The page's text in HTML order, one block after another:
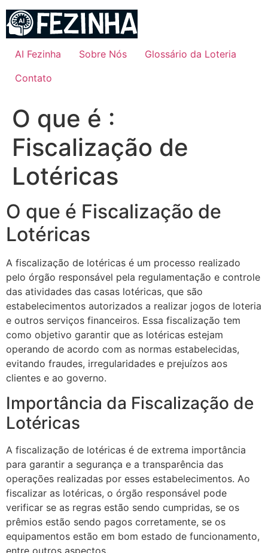
para
conteúdo
AI Fezinha Sobre Nós
Glossário da Loteria
Contato
O que é :
Fiscalização de
Lotéricas
O que é Fiscalização de
Lotéricas
A fiscalização de lotéricas é um processo realizado
pelo órgão responsável pela regulamentação e controle
das atividades das casas lotéricas, que são
estabelecimentos autorizados a realizar jogos de loteria
e outros serviços financeiros. Essa fiscalização tem
como objetivo garantir que as lotéricas estejam
operando de acordo com as normas estabelecidas,
evitando fraudes, irregularidades e prejuízos aos
clientes e ao governo.
Importância da Fiscalização de
Lotéricas
A fiscalização de lotéricas é de extrema importância
para garantir a segurança e a transparência das
operações realizadas por esses estabelecimentos. Ao
fiscalizar as lotéricas, o órgão responsável pode
verificar se as regras estão sendo cumpridas, se os
prêmios estão sendo pagos corretamente, se os
equipamentos estão em bom estado de funcionamento,